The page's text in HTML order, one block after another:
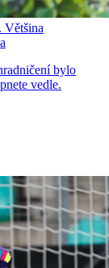
Většina
bylo
vedle.